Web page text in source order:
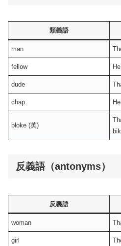
類義語
man
fellow
dude
chap
bloke (英)
反義語（antonyms）
反義語
woman
girl